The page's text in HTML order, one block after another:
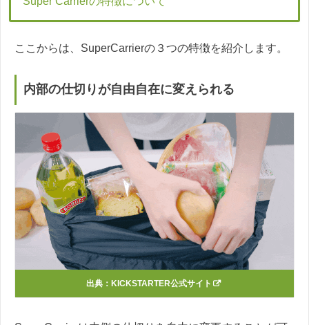
ここからは、SuperCarrierの３つの特徴を紹介します。
内部の仕切りが自由自在に変えられる
出典：KICKSTARTER公式サイト